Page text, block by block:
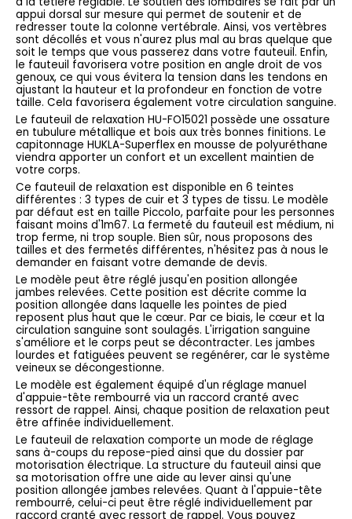
appui dorsal sur mesure qui permet de soutenir et de
redresser toute la colonne vertébrale. Ainsi, vos vertèbres
sont décollés et vous n'aurez plus mal au bras quelque que
soit le temps que vous passerez dans votre fauteuil. Enfin,
le fauteuil favorisera votre position en angle droit de vos
genoux, ce qui vous évitera la tension dans les tendons en
ajustant la hauteur et la profondeur en fonction de votre
taille. Cela favorisera également votre circulation sanguine.
Le fauteuil de relaxation HU-FO15021 possède une ossature
en tubulure métallique et bois aux très bonnes finitions. Le
capitonnage HUKLA-Superflex en mousse de polyuréthane
viendra apporter un confort et un excellent maintien de
votre corps.
Ce fauteuil de relaxation est disponible en 6 teintes
différentes : 3 types de cuir et 3 types de tissu. Le modèle
par défaut est en taille Piccolo, parfaite pour les personnes
faisant moins d'1m67. La fermeté du fauteuil est médium, ni
trop ferme, ni trop souple. Bien sûr, nous proposons des
tailles et des fermetés différentes, n'hésitez pas à nous le
demander en faisant votre demande de devis.
Le modèle peut être réglé jusqu'en position allongée
jambes relevées. Cette position est décrite comme la
position allongée dans laquelle les pointes de pied
reposent plus haut que le cœur. Par ce biais, le cœur et la
circulation sanguine sont soulagés. L'irrigation sanguine
s'améliore et le corps peut se décontracter. Les jambes
lourdes et fatiguées peuvent se regénérer, car le système
veineux se décongestionne.
Le modèle est également équipé d'un réglage manuel
d'appuie-tête rembourré via un raccord cranté avec
ressort de rappel. Ainsi, chaque position de relaxation peut
être affinée individuellement.
Le fauteuil de relaxation comporte un mode de réglage
sans à-coups du repose-pied ainsi que du dossier par
motorisation électrique. La structure du fauteuil ainsi que
sa motorisation offre une aide au lever ainsi qu'une
position allongée jambes relevées. Quant à l'appuie-tête
rembourré, celui-ci peut être réglé individuellement par
raccord cranté avec ressort de rappel. Vous pouvez